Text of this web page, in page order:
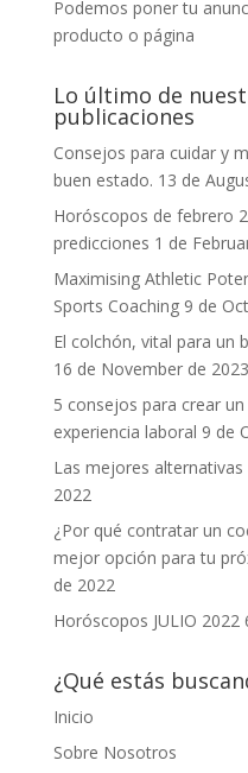
Podemos poner tu
producto o página
Lo último de
publicaciones
Consejos para cuidar y
buen estado. 13 de
Horóscopos de febrero
predicciones 1 de
Maximising Athletic
Sports Coaching 9 de
El colchón, vital para un
16 de November de 2023
5 consejos para crear
experiencia laboral 9 de
Las mejores alternativas
2022
¿Por qué contratar un
mejor opción para tu
de 2022
Horóscopos JULIO 2022
¿Qué estás
Inicio
Sobre Nosotros